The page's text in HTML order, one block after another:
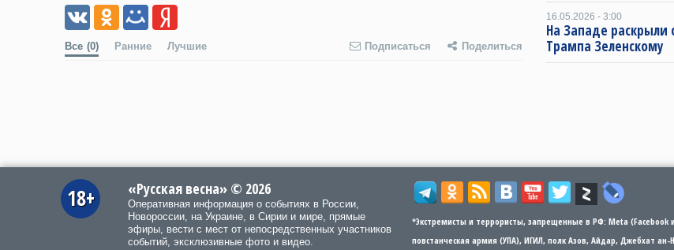
Все (0) Ранние Лучшие Подписаться Поделиться
16.05.2026 - 3:00
На Западе раскрыли
Трампа Зеленскому
18+ «Русская весна» © 2026
Оперативная информация о событиях в России,
Новороссии, на Украине, в Сирии и мире, прямые
эфиры, вести с мест от непосредственных участников
событий, эксклюзивные фото и видео.
*Экстремисты и террористы, запрещенные в РФ: Meta (Facebook
повстанческая армия (УПА), ИГИЛ, полк Азов, Айдар, Джебхат